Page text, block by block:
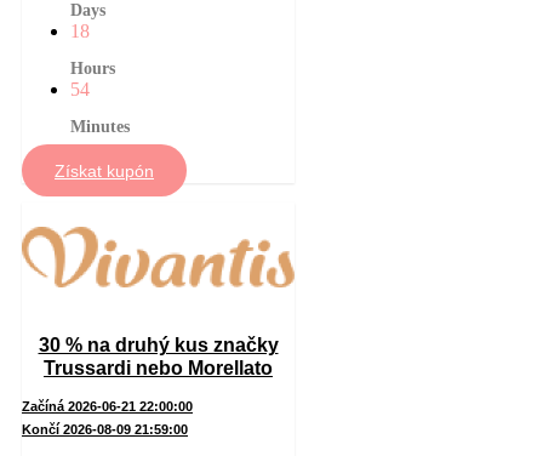
Days
18
Hours
54
Minutes
Získat kupón
30 % na druhý kus značky
Trussardi nebo Morellato
Začíná 2026-06-21 22:00:00
Končí 2026-08-09 21:59:00